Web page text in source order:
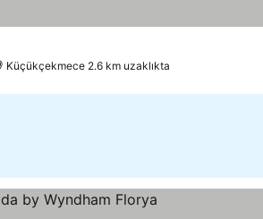
Küçükçekmece 2.6 km uzaklıkta